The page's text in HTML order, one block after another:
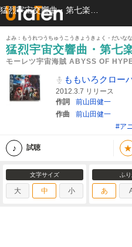
よみ：もうれつうちゅうこうきょうきょく・だいな
猛烈宇宙交響曲・第七
モーレツ宇宙海賊 ABYSS OF
ももいろクロー
2012.3.7 リリース
作詞
前山田健一
作曲
前山田健一
#ア
試聴 ★
文字サイズ
大 中 小
ふ
あ